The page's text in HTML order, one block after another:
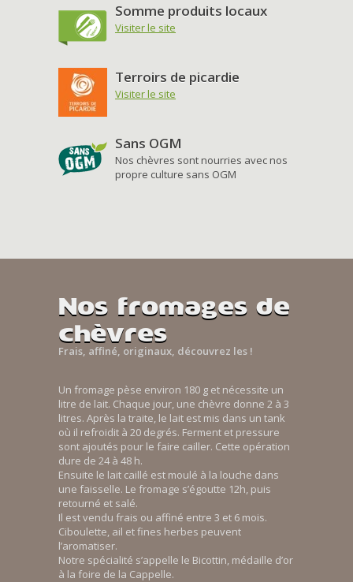
Somme produits locaux
Visiter le site
Terroirs de picardie
Visiter le site
Sans OGM
Nos chèvres sont nourries avec nos
propre culture sans OGM
Nos fromages de
chèvres
Frais, affiné, originaux, découvrez les !
Un fromage pèse environ 180 g et nécessite un
litre de lait. Chaque jour, une chèvre donne 2 à 3
litres. Après la traite, le lait est mis dans un tank
où il refroidit à 20 degrés. Ferment et pressure
sont ajoutés pour le faire cailler. Cette opération
dure de 24 à 48 h.
Ensuite le lait caillé est moulé à la louche dans
une faisselle. Le fromage s’égoutte 12h, puis
retourné et salé.
Il est vendu frais ou affiné entre 3 et 6 mois.
Ciboulette, ail et fines herbes peuvent
l’aromatiser.
Notre spécialité s’appelle le Bicottin, médaille d’or
à la foire de la Cappelle.